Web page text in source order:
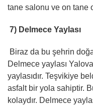
tane salonu ve on tane
7) Delmece Yaylası
Biraz da bu şehrin
Delmece yaylası
yaylasıdır. Teşvikiye
asfalt bir yola sahiptir.
kolaydır. Delmece